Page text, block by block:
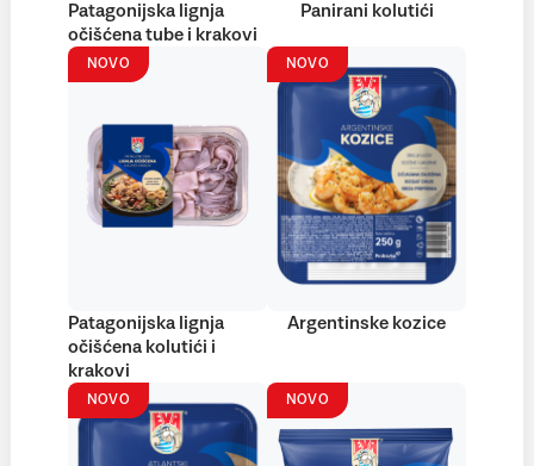
Patagonijska lignja
očišćena tube i krakovi
Panirani kolutići
NOVO
Patagonijska lignja
očišćena kolutići i
krakovi
NOVO
Argentinske kozice
NOVO NOVO